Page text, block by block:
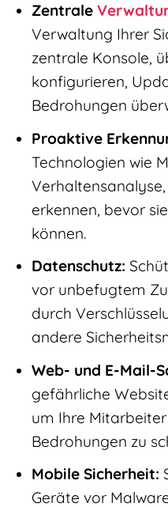
Zentrale
Verwaltung Ihrer
zentrale Konsole,
konfigurieren,
Bedrohungen
Proaktive
Technologien wie
erkennen, bevor
können.
Datenschutz:
vor unbefugtem
durch
andere
Web- und E-Mail-
gefährliche
um Ihre
Bedrohungen zu
Mobile Sicherheit:
Geräte vor